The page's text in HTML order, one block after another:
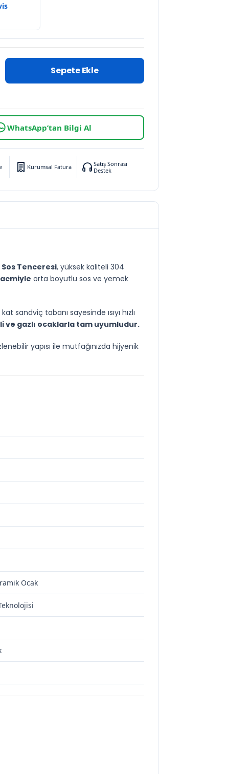
Sepete Ekle
WhatsApp’tan Bilgi Al
Kurumsal Fatura
Satış Sonrası
Destek
Sos Tenceresi, yüksek kaliteli 304
orta boyutlu sos ve yemek
sandviç tabanı sayesinde ısıyı hızlı
ve gazlı ocaklarla tam uyumludur.
yapısı ile mutfağınızda hijyenik
Ocak